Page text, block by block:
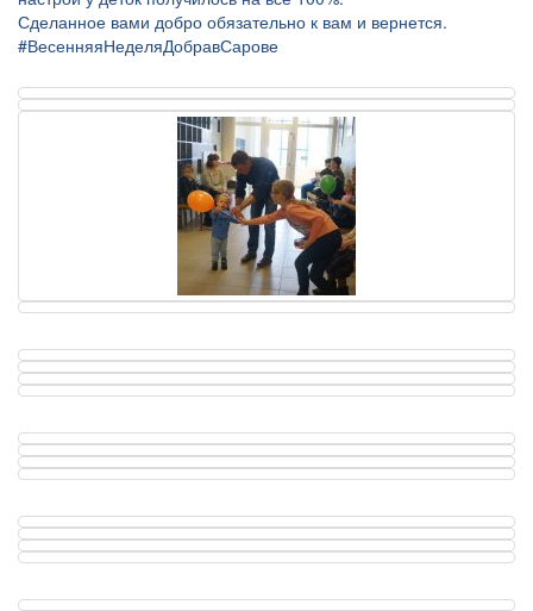
Сделанное вами добро обязательно к вам и вернется.
#ВесенняяНеделяДобравСарове